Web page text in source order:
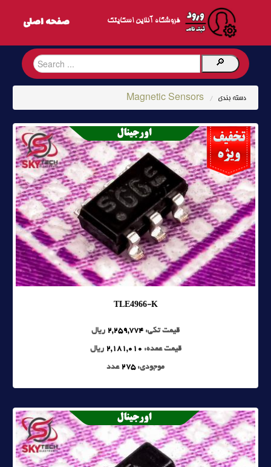
فروشگاه آنلاین اسکایتک
دسته بندی /
Magnetic Sensors
TLE4966-K
قیمت تکی: 2,259,774 ریال
قیمت عمده: 2,181,010 ریال
موجودی:275 عدد